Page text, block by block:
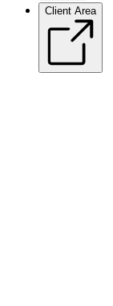
Client Area